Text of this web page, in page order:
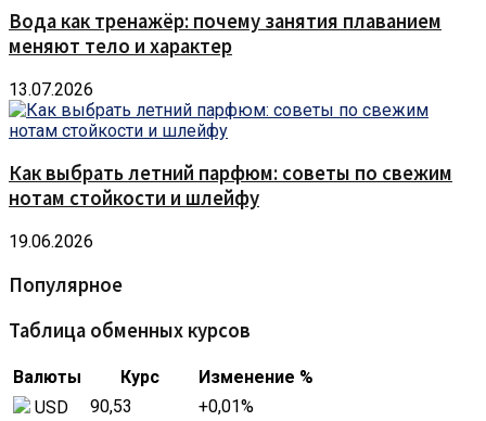
Вода как тренажёр: почему занятия плаванием
меняют тело и характер
13.07.2026
Как выбрать летний парфюм: советы по свежим
нотам стойкости и шлейфу
19.06.2026
Популярное
Таблица обменных курсов
Валюты Курс
Изменение %
USD
90,53 +0,01%